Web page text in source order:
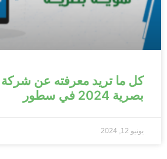
كل ما تريد معرفته عن
بصرية 2024 في سطور
يونيو 12, 2024